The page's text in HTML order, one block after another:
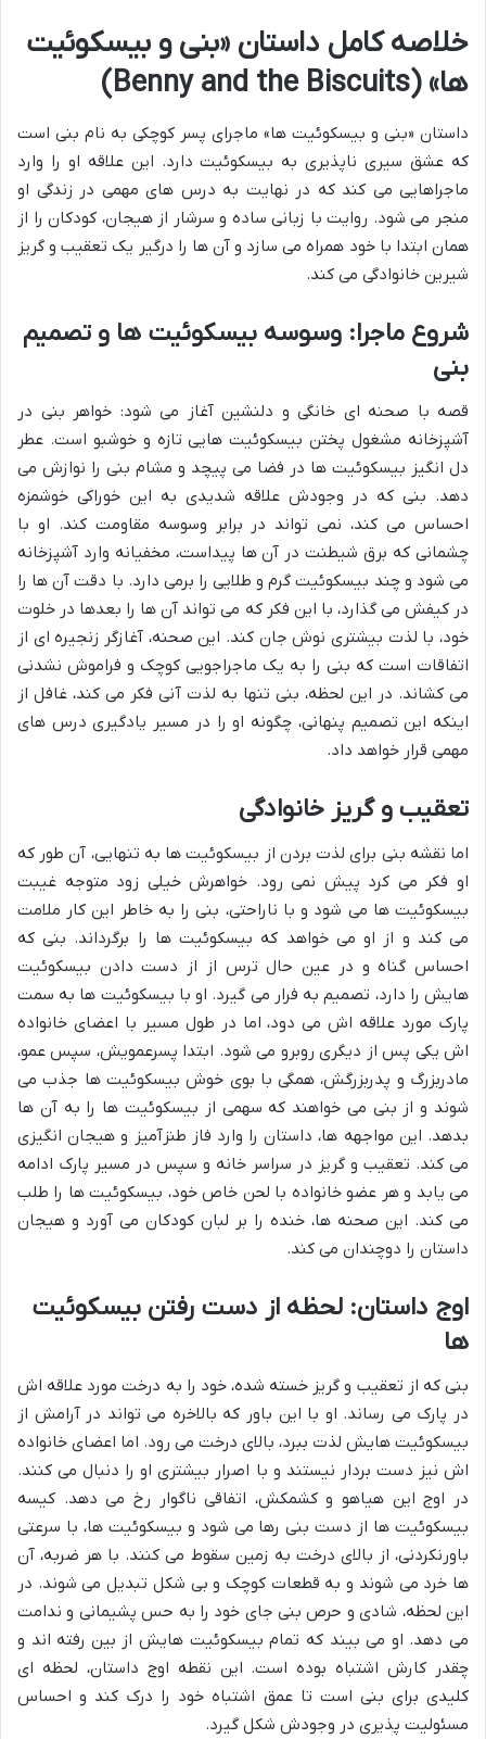
خلاصه کامل داستان «بنی و بیسکوئیت
ها» (Benny and the Biscuits)
داستان «بنی و بیسکوئیت ها» ماجرای پسر کوچکی به نام بنی است
که عشق سیری ناپذیری به بیسکوئیت دارد. این علاقه او را وارد
ماجراهایی می کند که در نهایت به درس های مهمی در زندگی او
منجر می شود. روایت با زبانی ساده و سرشار از هیجان، کودکان را از
همان ابتدا با خود همراه می سازد و آن ها را درگیر یک تعقیب و گریز
شیرین خانوادگی می کند.
شروع ماجرا: وسوسه بیسکوئیت ها و تصمیم
بنی
قصه با صحنه ای خانگی و دلنشین آغاز می شود: خواهر بنی در
آشپزخانه مشغول پختن بیسکوئیت هایی تازه و خوشبو است. عطر
دل انگیز بیسکوئیت ها در فضا می پیچد و مشام بنی را نوازش می
دهد. بنی که در وجودش علاقه شدیدی به این خوراکی خوشمزه
احساس می کند، نمی تواند در برابر وسوسه مقاومت کند. او با
چشمانی که برق شیطنت در آن ها پیداست، مخفیانه وارد آشپزخانه
می شود و چند بیسکوئیت گرم و طلایی را برمی دارد. با دقت آن ها را
در کیفش می گذارد، با این فکر که می تواند آن ها را بعدها در خلوت
خود، با لذت بیشتری نوش جان کند. این صحنه، آغازگر زنجیره ای از
اتفاقات است که بنی را به یک ماجراجویی کوچک و فراموش نشدنی
می کشاند. در این لحظه، بنی تنها به لذت آنی فکر می کند، غافل از
اینکه این تصمیم پنهانی، چگونه او را در مسیر یادگیری درس های
مهمی قرار خواهد داد.
تعقیب و گریز خانوادگی
اما نقشه بنی برای لذت بردن از بیسکوئیت ها به تنهایی، آن طور که
او فکر می کرد پیش نمی رود. خواهرش خیلی زود متوجه غیبت
بیسکوئیت ها می شود و با ناراحتی، بنی را به خاطر این کار ملامت
می کند و از او می خواهد که بیسکوئیت ها را برگرداند. بنی که
احساس گناه و در عین حال ترس از از دست دادن بیسکوئیت
هایش را دارد، تصمیم به فرار می گیرد. او با بیسکوئیت ها به سمت
پارک مورد علاقه اش می دود، اما در طول مسیر با اعضای خانواده
اش یکی پس از دیگری روبرو می شود. ابتدا پسرعمویش، سپس عمو،
مادربزرگ و پدربزرگش، همگی با بوی خوش بیسکوئیت ها جذب می
شوند و از بنی می خواهند که سهمی از بیسکوئیت ها را به آن ها
بدهد. این مواجهه ها، داستان را وارد فاز طنزآمیز و هیجان انگیزی
می کند. تعقیب و گریز در سراسر خانه و سپس در مسیر پارک ادامه
می یابد و هر عضو خانواده با لحن خاص خود، بیسکوئیت ها را طلب
می کند. این صحنه ها، خنده را بر لبان کودکان می آورد و هیجان
داستان را دوچندان می کند.
اوج داستان: لحظه از دست رفتن بیسکوئیت
ها
بنی که از تعقیب و گریز خسته شده، خود را به درخت مورد علاقه اش
در پارک می رساند. او با این باور که بالاخره می تواند در آرامش از
بیسکوئیت هایش لذت ببرد، بالای درخت می رود. اما اعضای خانواده
اش نیز دست بردار نیستند و با اصرار بیشتری او را دنبال می کنند.
در اوج این هیاهو و کشمکش، اتفاقی ناگوار رخ می دهد. کیسه
بیسکوئیت ها از دست بنی رها می شود و بیسکوئیت ها، با سرعتی
باورنکردنی، از بالای درخت به زمین سقوط می کنند. با هر ضربه، آن
ها خرد می شوند و به قطعات کوچک و بی شکل تبدیل می شوند. در
این لحظه، شادی و حرص بنی جای خود را به حس پشیمانی و ندامت
می دهد. او می بیند که تمام بیسکوئیت هایش از بین رفته اند و
چقدر کارش اشتباه بوده است. این نقطه اوج داستان، لحظه ای
کلیدی برای بنی است تا عمق اشتباه خود را درک کند و احساس
مسئولیت پذیری در وجودش شکل گیرد.